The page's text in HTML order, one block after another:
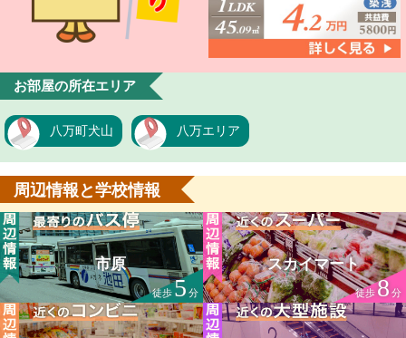
お部屋の所在エリア
八万町犬山 八万エリア
周辺情報と学校情報
市原
徒歩5分
スカイマート
徒歩8分